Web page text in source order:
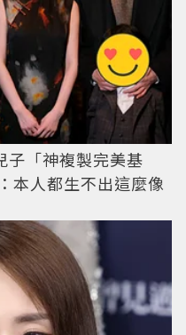
子「神複製完美基
本人都生不出這麼像